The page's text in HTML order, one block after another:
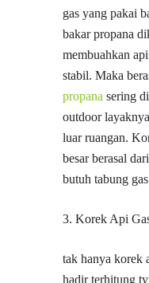
gas yang pakai
bakar propana
membuahkan
stabil. Maka
propana sering
outdoor
luar ruangan.
besar berasal
butuh tabung
3. Korek Api
tak hanya korek
hadir terhitung